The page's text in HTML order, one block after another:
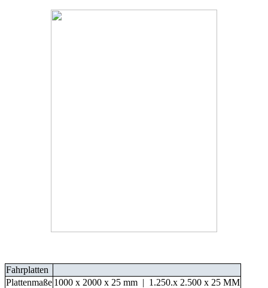
Fahrplatten
Plattenmaße 1000 x 2000 x 25 mm | 1.250.x 2.500 x 25 MM